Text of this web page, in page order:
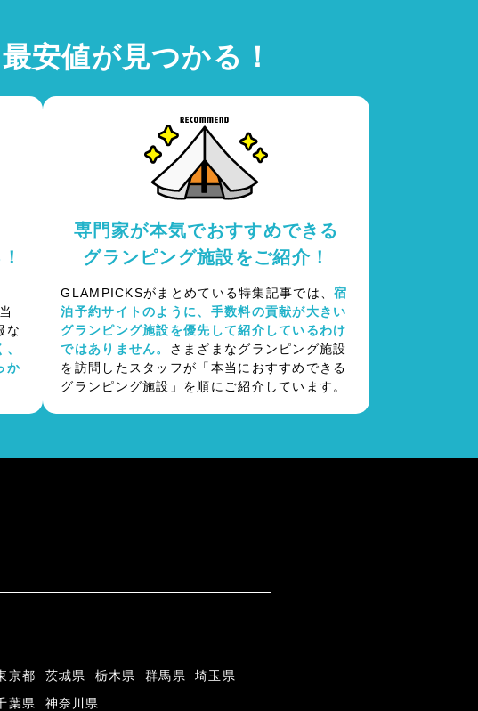
最安値が見つかる！
な
か
専門家が本気でおすすめできる
グランピング施設をご紹介！
GLAMPICKSがまとめている特集記事では、宿
泊予約サイトのように、手数料の貢献が大きい
グランピング施設を優先して紹介しているわけ
ではありません。 さまざまなグランピング施設
を訪問したスタッフが「本当におすすめできる
グランピング施設」を順にご紹介しています。
京都 茨城県 栃木県 群馬県
埼玉県
葉県
神奈川県